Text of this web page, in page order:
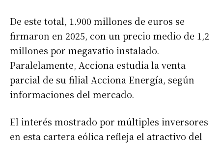
De este total, 1.900 millones de euros se
firmaron en 2025, con un precio medio de 1,2
millones por megavatio instalado.
Paralelamente, Acciona estudia la venta
parcial de su filial Acciona Energía, según
informaciones del mercado.
El interés mostrado por múltiples inversores
en esta cartera eólica refleja el atractivo del